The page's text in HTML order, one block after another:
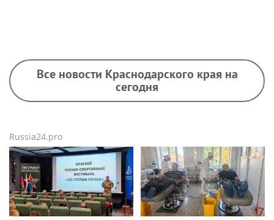
Все новости Краснодарского края на
сегодня
Russia24.pro